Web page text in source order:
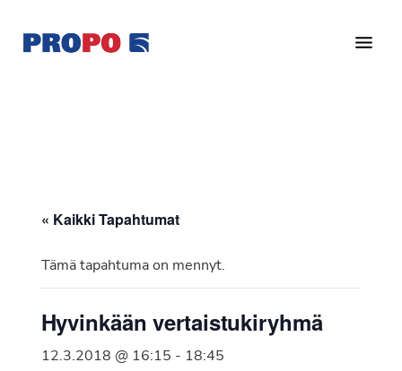
pääsisältöön
alatunnisteeseen
Ry
vuonna
Suomen
« Kaikki Tapahtumat
Tämä tapahtuma on mennyt.
Hyvinkään vertaistukiryhmä
12.3.2018 @ 16:15 - 18:45